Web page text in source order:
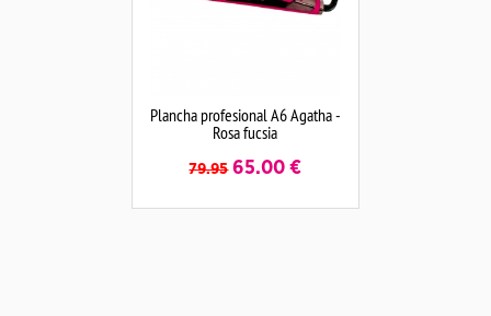
Plancha profesional A6 Agatha -
Rosa fucsia
79.95 65.00 €